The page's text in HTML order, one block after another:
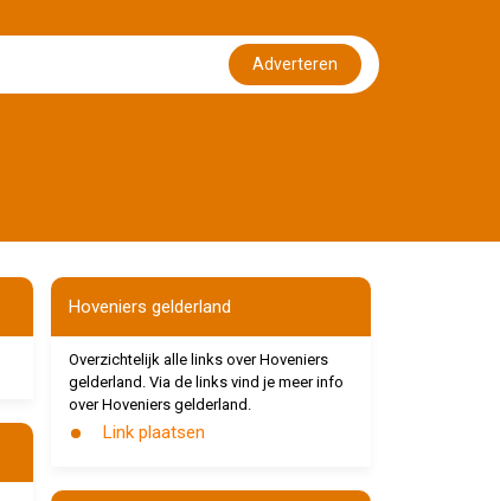
Adverteren
Hoveniers gelderland
Overzichtelijk alle links over Hoveniers
gelderland. Via de links vind je meer info
over Hoveniers gelderland.
Link plaatsen